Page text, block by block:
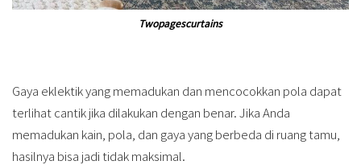
Twopagescurtains
Gaya eklektik yang memadukan dan mencocokkan pola dapat
terlihat cantik jika dilakukan dengan benar. Jika Anda
memadukan kain, pola, dan gaya yang berbeda di ruang tamu,
hasilnya bisa jadi tidak maksimal.